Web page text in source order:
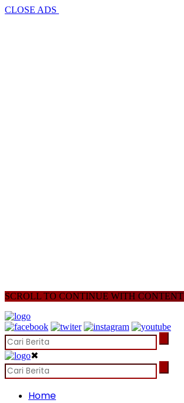
CLOSE ADS
SCROLL TO CONTINUE WITH CONTENT
✖
Home